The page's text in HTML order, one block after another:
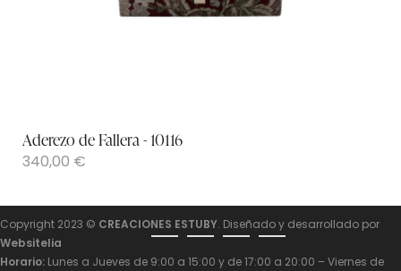
Aderezo de Fallera - 10116
340,00 €
Copyright 2023 © CREACIONES ESTUBY. Diseñado y desarrollado por
Websitelia
Horario: Lunes a Jueves de 9:00 a 15:00 y de 17:00 a 20:00 – Viernes de